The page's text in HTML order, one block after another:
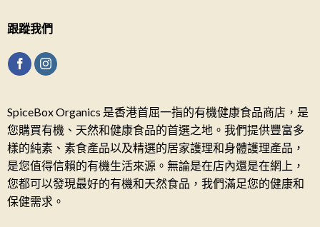
跟蹤我們
SpiceBox Organics 是香港首屈一指的有機健康食品商店，是
您購買有機、天然和健康食品的首選之地。我們提供豐富多
樣的純素、素食產品以及精選的居家護理和身體護理產品，
是您值得信賴的有機生活來源。無論是在店內還是在網上，
您都可以發現最好的有機和天然食品，我們滿足您的健康和
保健需求。